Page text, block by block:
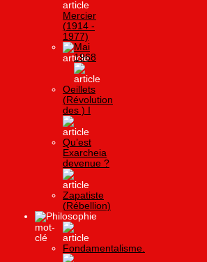
Mercier
(1914 -
1977)
Mai
1968
Oeillets
(Révolution
des ) I
Qu’est
Exarcheia
devenue ?
Zapatiste
(Rébellion)
Philosophie
Fondamentalisme.